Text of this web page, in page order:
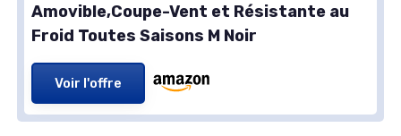
Amovible,Coupe-Vent et Résistante au
Froid Toutes Saisons M Noir
Voir l'offre